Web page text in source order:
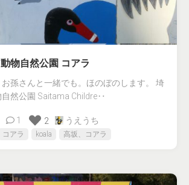
物自然公園 コアラ
孫さんと一緒でも。ほのぼのします。 埼
然公園 Saitama Childre‥
1 2 うえうち
コアラ koala 高坂、コアラ